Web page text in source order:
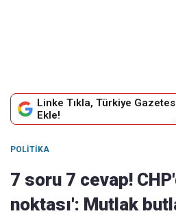
Linke Tıkla, Türkiye
Ekle!
POLITIKA
7 soru 7 cevap!
noktası': Mutlak